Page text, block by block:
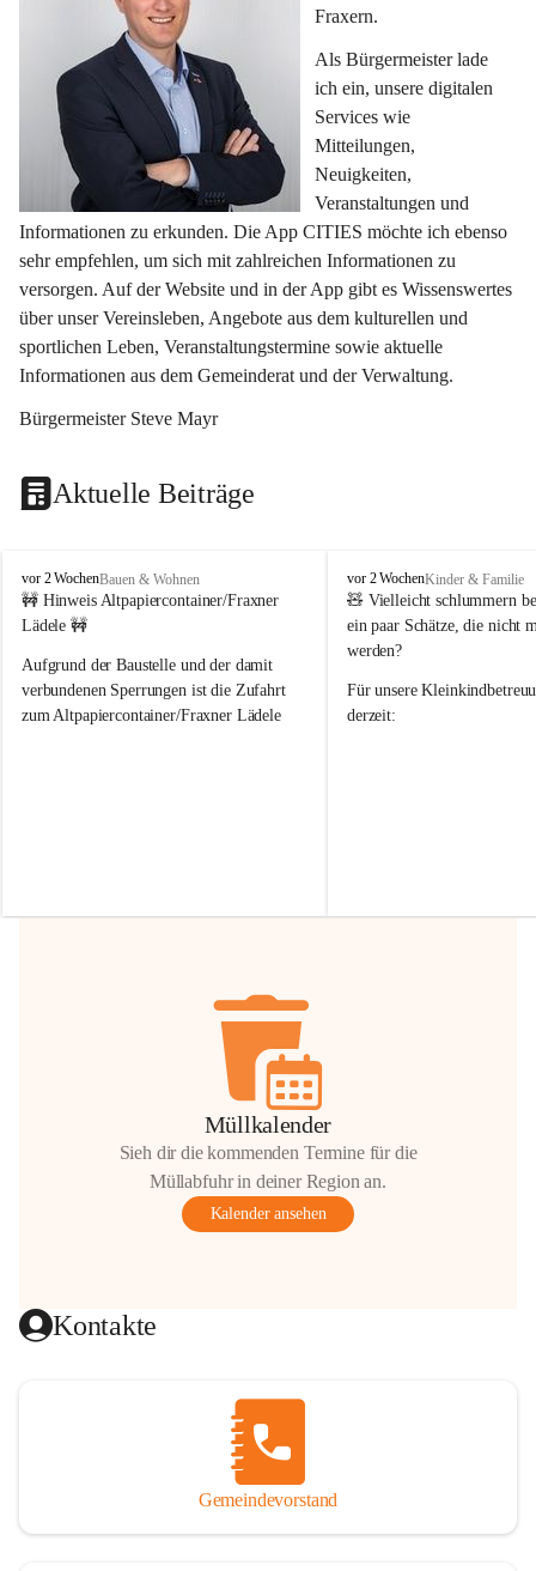
Fraxern.
Als Bürgermeister lade
ich ein, unsere digitalen
Services wie
Mitteilungen,
Neuigkeiten,
Veranstaltungen und
Informationen zu erkunden. Die App CITIES möchte ich ebenso
sehr empfehlen, um sich mit zahlreichen Informationen zu
versorgen. Auf der Website und in der App gibt es Wissenswertes
über unser Vereinsleben, Angebote aus dem kulturellen und
sportlichen Leben, Veranstaltungstermine sowie aktuelle
Informationen aus dem Gemeinderat und der Verwaltung.
Bürgermeister Steve Mayr
Aktuelle Beiträge
F
r
a
e
r
n
vor 2 WochenBauen & Wohnen
🚧 Hinweis Altpapiercontainer/Fraxner
Lädele 🚧
Aufgrund der Baustelle und der damit
verbundenen Sperrungen ist die Zufahrt
zum Altpapiercontainer/Fraxner Lädele
Hilfsbereitschaft!
F
r
a
x
r
n
vor 2 WochenKinder & Familie
🧸 Vielleicht schlummern
ein paar Schätze, die nicht
werden?
Für unsere
derzeit:
Müllkalender
Sieh dir die kommenden Termine für die
Müllabfuhr in deiner Region an.
Kalender ansehen
Kontakte
Gemeindevorstand